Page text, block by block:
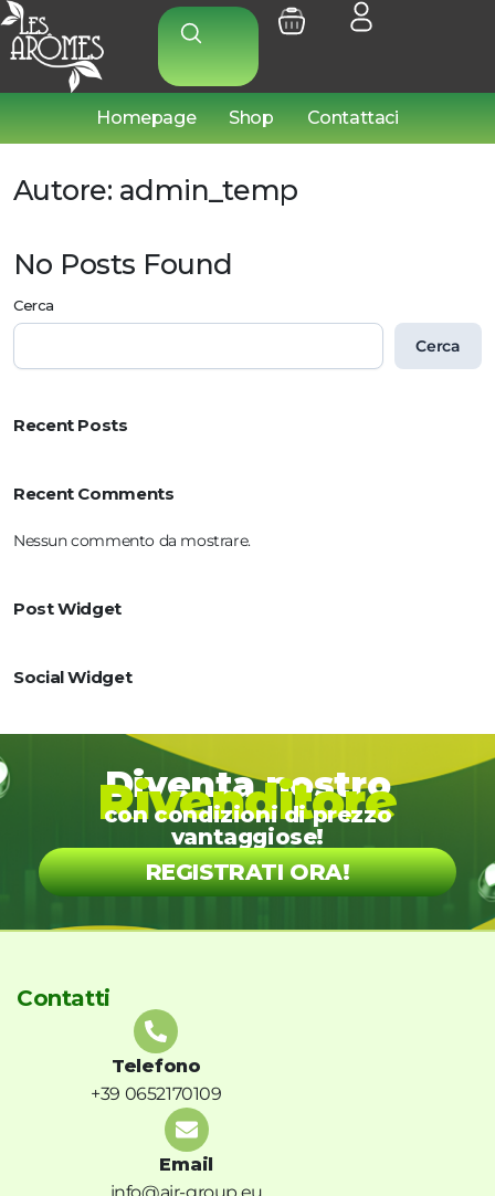
Homepage Shop Contattaci
Autore: admin_temp
No Posts Found
Cerca
Cerca
Recent Posts
Recent Comments
Nessun commento da mostrare.
Post Widget
Social Widget
Diventa nostro
Rivenditore
con condizioni di prezzo
vantaggiose!
REGISTRATI ORA!
Contatti
Telefono
+39 0652170109
Email